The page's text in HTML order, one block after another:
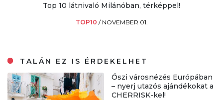
Top 10 látnivaló Milánóban, térképpel!
TOP10 / NOVEMBER 01.
TALÁN EZ IS ÉRDEKELHET
Őszi városnézés Európában
– nyerj utazós ajándékokat a
CHERRISK-kel!